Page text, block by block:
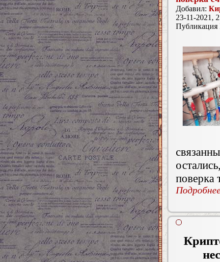
Добавил:
23-11-2021,
поверка